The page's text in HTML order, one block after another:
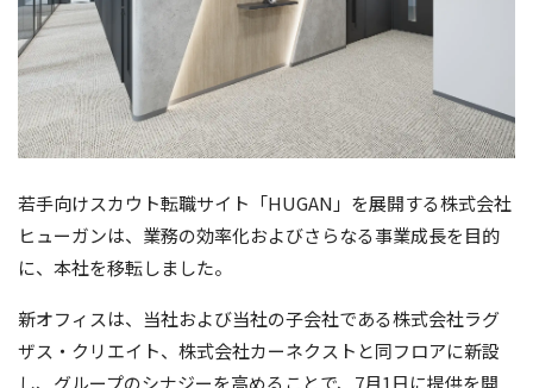
若手向けスカウト転職サイト「HUGAN」を展開する株式会社
ヒューガンは、業務の効率化およびさらなる事業成長を目的
に、本社を移転しました。
新オフィスは、当社および当社の子会社である株式会社ラグ
ザス・クリエイト、株式会社カーネクストと同フロアに新設
し、グループのシナジーを高めることで、7月1日に提供を開